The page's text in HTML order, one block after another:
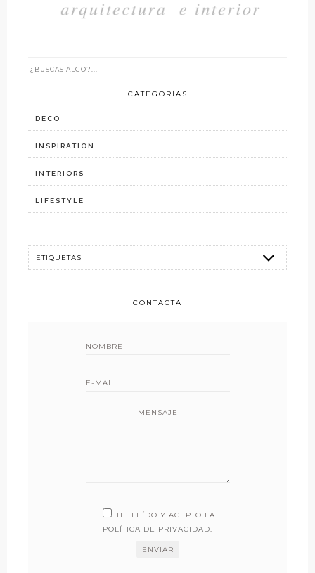
CATEGORÍAS
DECO
INSPIRATION
INTERIORS
LIFESTYLE
CONTACTA
MENSAJE
HE LEÍDO Y ACEPTO LA
POLÍTICA DE PRIVACIDAD.